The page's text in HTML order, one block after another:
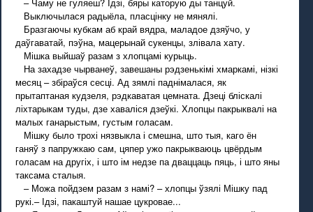
Выключылася радыёла, пласцінку не мянялі.
Бразгаючы кубкам аб край вядра, маладое дзяўчо, у
даўгаватай, пэўна, мацерынай сукенцы, злівала хату.
Мішка выйшаў разам з хлопцамі курыць.
На захадзе чырванеў, завешаны рэдзенькімі хмаркамі, нізкі
месяц – збіраўся сесці. Ад зямлі паднімалася, як
прытаптаная кудзеля, рэдкаватая цемната. Дзеці бліскалі
ліхтарыкам туды, дзе хаваліся дзеўкі. Хлопцы пакрыквалі на
малых ганарыстым, густым голасам.
Мішку было трохі нязвыкла і смешна, што тыя, каго ён
ганяў з папружкаю сам, цяпер ужо пакрыкваюць цвёрдым
голасам на другіх, і што ім недзе па дваццаць пяць, і што яны
таксама сталыя.
– Можа пойдзем разам з намі? – хлопцы ўзялі Мішку пад
рукі.– Ідзі, пакаштуй нашае цукровае...